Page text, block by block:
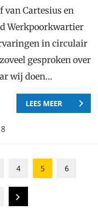
van Cartesius en
Werkpoorkwartier
in circulair
gesproken over
wij doen…
LEES MEER
4 5 6